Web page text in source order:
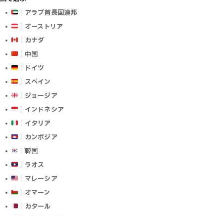
｜アラブ首長国連邦
｜オーストリア
｜カナダ
｜中国
｜ドイツ
｜スペイン
｜ジョージア
｜インドネシア
｜イタリア
｜カンボジア
｜韓国
｜ラオス
｜マレーシア
｜オマーン
｜カタール